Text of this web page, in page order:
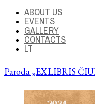
ABOUT US
EVENTS
GALLERY
CONTACTS
LT
Paroda „EXLIBRIS